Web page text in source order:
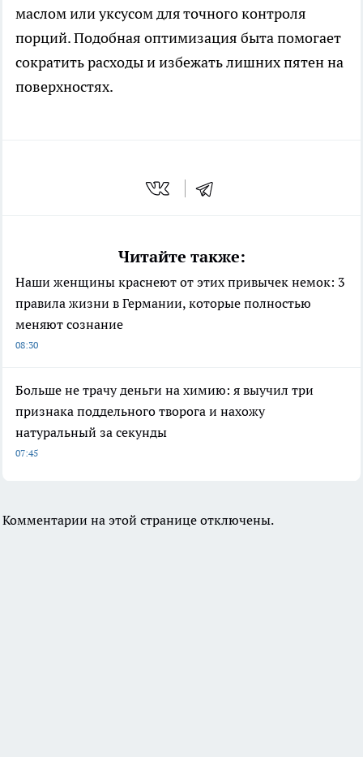
маслом или уксусом для точного контроля
порций. Подобная оптимизация быта помогает
сократить расходы и избежать лишних пятен на
поверхностях.
Читайте также:
Наши женщины краснеют от этих привычек немок: 3
правила жизни в Германии, которые полностью
меняют сознание
08:30
Больше не трачу деньги на химию: я выучил три
признака поддельного творога и нахожу
натуральный за секунды
07:45
Комментарии на этой странице отключены.